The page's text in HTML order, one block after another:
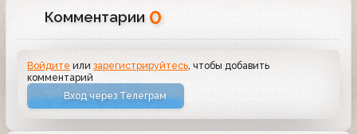
Комментарии 0
Войдите илизарегистрируйтесь, чтобы добавить
комментарий
Вход через Телеграм